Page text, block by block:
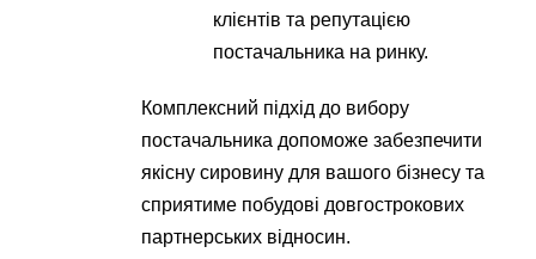
клієнтів та репутацією
постачальника на ринку.
Комплексний підхід до вибору
постачальника допоможе забезпечити
якісну сировину для вашого бізнесу та
сприятиме побудові довгострокових
партнерських відносин.